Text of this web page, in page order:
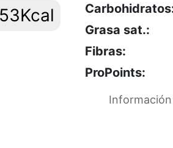
Grasa sat.:
Fibras:
ProPoints: